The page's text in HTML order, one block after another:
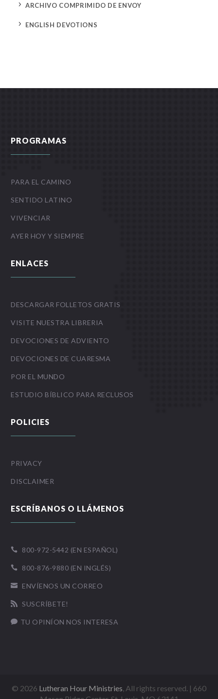
5 ARCHIVO COMPRIMIDO DE ENVOY
5 ENGLISH DEVOTIONS
PROGRAMAS
PARA EL CAMINO
SENTIDO LATINO
VIVENCIAR
AYER HOY Y SIEMPRE
ENLACES
DESCARGAR FOLLETOS GRATIS
VISITE NUESTRA LIBRERIA
DEVOCIONES DE ADVIENTO
DEVOCIONES DE CUARESMA
POR EL MUNDO
ESTUDIO BÍBLICO PARA RECLUSOS
POLICIES
PRIVACY
DISCLAIMER
ESCRÍBANOS O LLÁMENOS
 800-972-5442 (EN ESPAÑOL)
 800-876-9880 (EN INGLÉS)
 ENVÍENOS UN CORREO
 SUSCRÍBETE!
 TU OPINÍON NOS INTERESA
© 2026 Lutheran Hour Ministries, All rights reserved. | 660